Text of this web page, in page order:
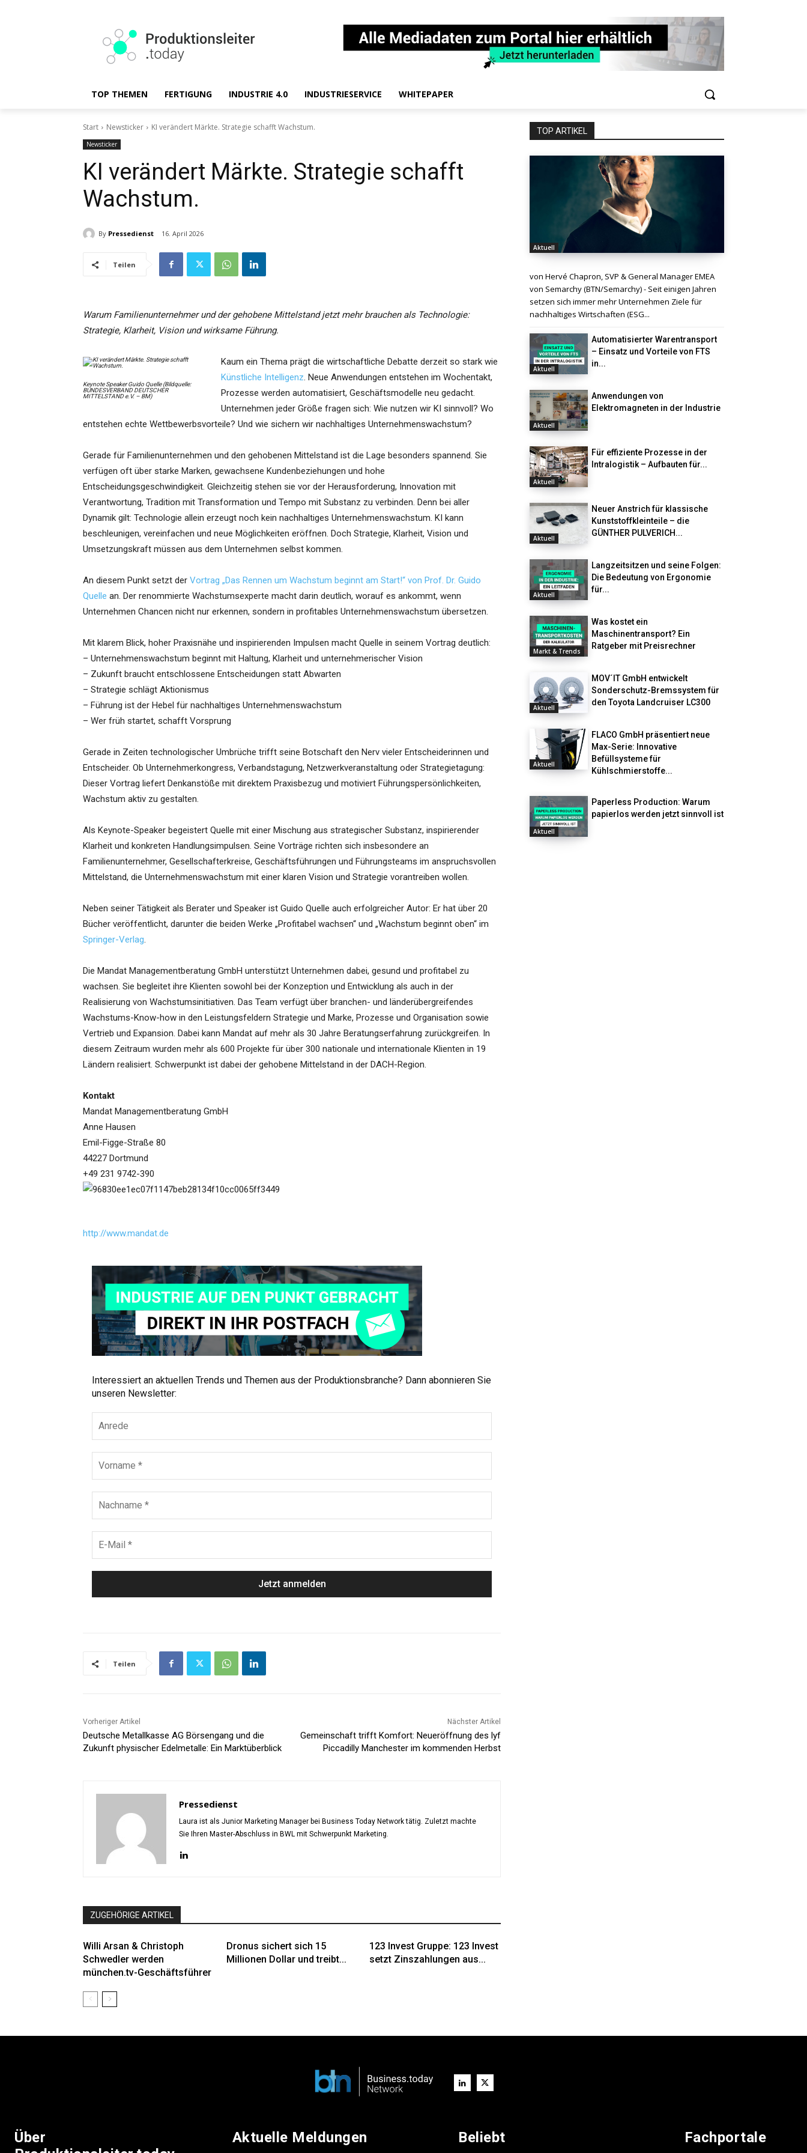
TOP THEMEN FERTIGUNG INDUSTRIE 4.0 INDUSTRIESERVICE WHITEPAPER
Start Newsticker KI verändert Märkte. Strategie schafft Wachstum.
Newsticker
KI verändert Märkte. Strategie schafft
Wachstum.
By Pressedienst 16. April 2026
Teilen
Warum Familienunternehmer und der gehobene Mittelstand jetzt mehr brauchen als Technologie:
Strategie, Klarheit, Vision und wirksame Führung.
Keynote Speaker Guido Quelle (Bildquelle:
BUNDESVERBAND DEUTSCHER
MITTELSTAND e.V. – BM)
Kaum ein Thema prägt die wirtschaftliche Debatte derzeit so stark wie
Künstliche Intelligenz. Neue Anwendungen entstehen im Wochentakt,
Prozesse werden automatisiert, Geschäftsmodelle neu gedacht.
Unternehmen jeder Größe fragen sich: Wie nutzen wir KI sinnvoll? Wo
entstehen echte Wettbewerbsvorteile? Und wie sichern wir nachhaltiges Unternehmenswachstum?
Gerade für Familienunternehmen und den gehobenen Mittelstand ist die Lage besonders spannend. Sie
verfügen oft über starke Marken, gewachsene Kundenbeziehungen und hohe
Entscheidungsgeschwindigkeit. Gleichzeitig stehen sie vor der Herausforderung, Innovation mit
Verantwortung, Tradition mit Transformation und Tempo mit Substanz zu verbinden. Denn bei aller
Dynamik gilt: Technologie allein erzeugt noch kein nachhaltiges Unternehmenswachstum. KI kann
beschleunigen, vereinfachen und neue Möglichkeiten eröffnen. Doch Strategie, Klarheit, Vision und
Umsetzungskraft müssen aus dem Unternehmen selbst kommen.
An diesem Punkt setzt der Vortrag „Das Rennen um Wachstum beginnt am Start!“ von Prof. Dr. Guido
Quelle an. Der renommierte Wachstumsexperte macht darin deutlich, worauf es ankommt, wenn
Unternehmen Chancen nicht nur erkennen, sondern in profitables Unternehmenswachstum übersetzen.
Mit klarem Blick, hoher Praxisnähe und inspirierenden Impulsen macht Quelle in seinem Vortrag deutlich:
– Unternehmenswachstum beginnt mit Haltung, Klarheit und unternehmerischer Vision
– Zukunft braucht entschlossene Entscheidungen statt Abwarten
– Strategie schlägt Aktionismus
– Führung ist der Hebel für nachhaltiges Unternehmenswachstum
– Wer früh startet, schafft Vorsprung
Gerade in Zeiten technologischer Umbrüche trifft seine Botschaft den Nerv vieler Entscheiderinnen und
Entscheider. Ob Unternehmerkongress, Verbandstagung, Netzwerkveranstaltung oder Strategietagung:
Dieser Vortrag liefert Denkanstöße mit direktem Praxisbezug und motiviert Führungspersönlichkeiten,
Wachstum aktiv zu gestalten.
Als Keynote-Speaker begeistert Quelle mit einer Mischung aus strategischer Substanz, inspirierender
Klarheit und konkreten Handlungsimpulsen. Seine Vorträge richten sich insbesondere an
Familienunternehmer, Gesellschafterkreise, Geschäftsführungen und Führungsteams im anspruchsvollen
Mittelstand, die Unternehmenswachstum mit einer klaren Vision und Strategie vorantreiben wollen.
Neben seiner Tätigkeit als Berater und Speaker ist Guido Quelle auch erfolgreicher Autor: Er hat über 20
Bücher veröffentlicht, darunter die beiden Werke „Profitabel wachsen“ und „Wachstum beginnt oben“ im
Springer-Verlag.
Die Mandat Managementberatung GmbH unterstützt Unternehmen dabei, gesund und profitabel zu
wachsen. Sie begleitet ihre Klienten sowohl bei der Konzeption und Entwicklung als auch in der
Realisierung von Wachstumsinitiativen. Das Team verfügt über branchen- und länderübergreifendes
Wachstums-Know-how in den Leistungsfeldern Strategie und Marke, Prozesse und Organisation sowie
Vertrieb und Expansion. Dabei kann Mandat auf mehr als 30 Jahre Beratungserfahrung zurückgreifen. In
diesem Zeitraum wurden mehr als 600 Projekte für über 300 nationale und internationale Klienten in 19
Ländern realisiert. Schwerpunkt ist dabei der gehobene Mittelstand in der DACH-Region.
Kontakt
Mandat Managementberatung GmbH
Anne Hausen
Emil-Figge-Straße 80
44227 Dortmund
+49 231 9742-390
http://www.mandat.de
Interessiert an aktuellen Trends und Themen aus der Produktionsbranche? Dann abonnieren Sie
unseren Newsletter:
Teilen
Vorheriger Artikel
Deutsche Metallkasse AG Börsengang und die
Zukunft physischer Edelmetalle: Ein Marktüberblick
Nächster Artikel
Gemeinschaft trifft Komfort: Neueröffnung des lyf
Piccadilly Manchester im kommenden Herbst
Pressedienst
Laura ist als Junior Marketing Manager bei Business Today Network tätig. Zuletzt machte
Sie Ihren Master-Abschluss in BWL mit Schwerpunkt Marketing.
ZUGEHÖRIGE ARTIKEL
Willi Arsan & Christoph
Schwedler werden
münchen.tv-Geschäftsführer
Dronus sichert sich 15
Millionen Dollar und treibt...
123 Invest Gruppe: 123 Invest
setzt Zinszahlungen aus...
TOP ARTIKEL
Aktuell
von Hervé Chapron, SVP & General Manager EMEA
von Semarchy (BTN/Semarchy) - Seit einigen Jahren
setzen sich immer mehr Unternehmen Ziele für
nachhaltiges Wirtschaften (ESG...
Aktuell
Automatisierter Warentransport
– Einsatz und Vorteile von FTS
in...
Aktuell
Anwendungen von
Elektromagneten in der Industrie
Aktuell
Für effiziente Prozesse in der
Intralogistik – Aufbauten für...
Aktuell
Neuer Anstrich für klassische
Kunststoffkleinteile – die
GÜNTHER PULVERICH...
Aktuell
Langzeitsitzen und seine Folgen:
Die Bedeutung von Ergonomie
für...
Markt & Trends
Was kostet ein
Maschinentransport? Ein
Ratgeber mit Preisrechner
Aktuell
MOV´IT GmbH entwickelt
Sonderschutz-Bremssystem für
den Toyota Landcruiser LC300
Aktuell
FLACO GmbH präsentiert neue
Max-Serie: Innovative
Befüllsysteme für
Kühlschmierstoffe...
Aktuell
Paperless Production: Warum
papierlos werden jetzt sinnvoll ist
Über
Aktuelle Meldungen Beliebt Fachportale